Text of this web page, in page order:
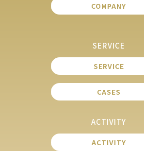
COMPANY
SERVICE
SERVICE
CASES
ACTIVITY
ACTIVITY